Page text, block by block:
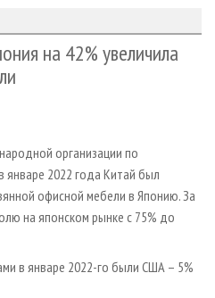
ПЛИТ
на 42% увеличила
организации по
январе 2022 года Китай был
офисной мебели в Японию. За
на японском рынке с 75% до
в январе 2022-го были США – 5%